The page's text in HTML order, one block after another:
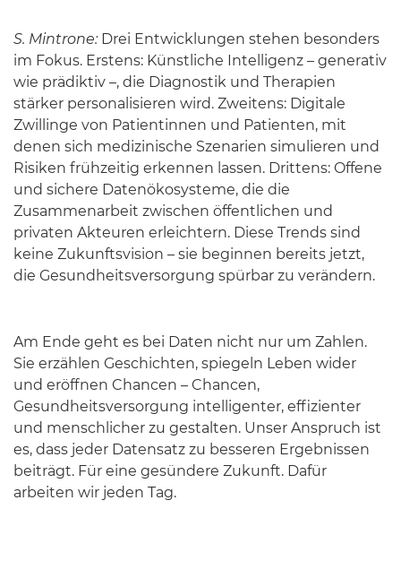
S. Mintrone: Drei Entwicklungen stehen besonders
im Fokus. Erstens: Künstliche Intelligenz – generativ
wie prädiktiv –, die Diagnostik und Therapien
stärker personalisieren wird. Zweitens: Digitale
Zwillinge von Patientinnen und Patienten, mit
denen sich medizinische Szenarien simulieren und
Risiken frühzeitig erkennen lassen. Drittens: Offene
und sichere Datenökosysteme, die die
Zusammenarbeit zwischen öffentlichen und
privaten Akteuren erleichtern. Diese Trends sind
keine Zukunftsvision – sie beginnen bereits jetzt,
die Gesundheitsversorgung spürbar zu verändern.
Am Ende geht es bei Daten nicht nur um Zahlen.
Sie erzählen Geschichten, spiegeln Leben wider
und eröffnen Chancen – Chancen,
Gesundheitsversorgung intelligenter, effizienter
und menschlicher zu gestalten. Unser Anspruch ist
es, dass jeder Datensatz zu besseren Ergebnissen
beiträgt. Für eine gesündere Zukunft. Dafür
arbeiten wir jeden Tag.